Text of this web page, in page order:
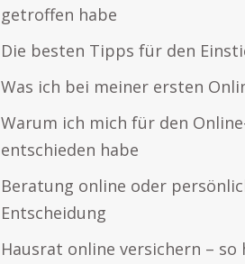
getroffen habe
Die besten Tipps für den
Was ich bei meiner ersten
Warum ich mich für den
entschieden habe
Beratung online oder
Entscheidung
Hausrat online versichern – so